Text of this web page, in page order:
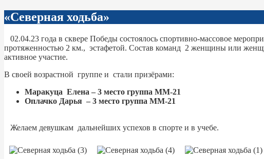
«Северная ходьба»
02.04.23 года в сквере Победы состоялось спортивно-массовое
протяженностью 2 км., эстафетой. Состав команд 2 женщины или
активное участие.
В своей возрастной группе и стали призёрами:
Маракуца Елена – 3 место группа ММ-21
Оплачко Дарья – 3 место группа ММ-21
Желаем девушкам дальнейших успехов в спорте и в учебе.